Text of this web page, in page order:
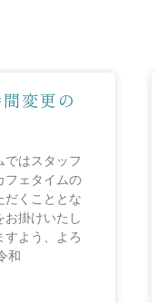
変更の
ではスタッフ
フェタイムの
だくこととな
お掛けいたし
すよう、よろ
和